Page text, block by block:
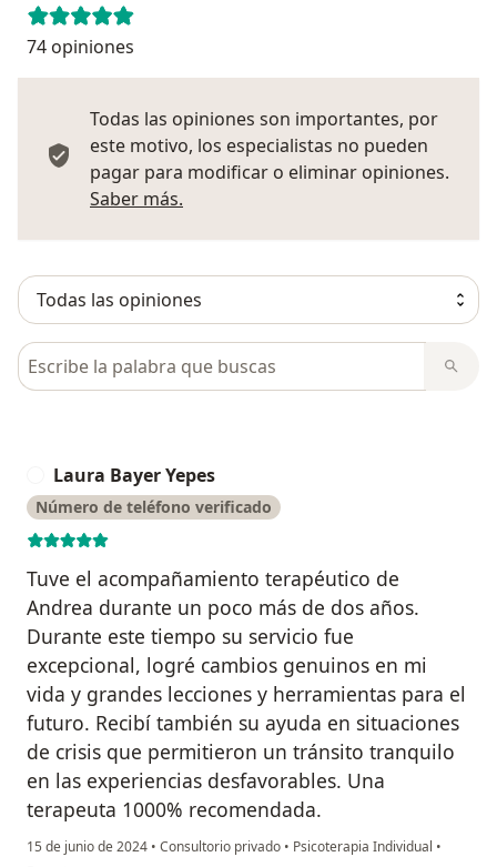
74 opiniones
Todas las opiniones son importantes, por
este motivo, los especialistas no pueden
pagar para modificar o eliminar opiniones.
Saber más.
Busca en opiniones
Laura Bayer Yepes
Número de teléfono verificado
Tuve el acompañamiento terapéutico de
Andrea durante un poco más de dos años.
Durante este tiempo su servicio fue
excepcional, logré cambios genuinos en mi
vida y grandes lecciones y herramientas para el
futuro. Recibí también su ayuda en situaciones
de crisis que permitieron un tránsito tranquilo
en las experiencias desfavorables. Una
terapeuta 1000% recomendada.
15 de junio de 2024 • Consultorio privado • Psicoterapia Individual •